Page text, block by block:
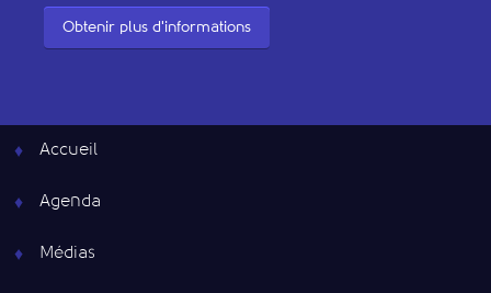
Obtenir plus d'informations
Accueil
Agenda
Médias